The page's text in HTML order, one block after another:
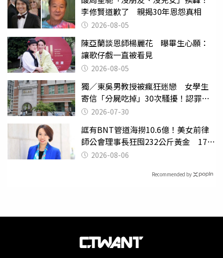
李修賢道歉了 親揭30年恩怨真相
2026-08-05
陳亞蘭談恩師楊麗花 曝畢生心願：
讓歌仔戲一直被看見
2026-08-05
獨／東吳男教授被瘋狂迷戀 女學生
寄信「分屍吃掉」30次騷擾！認罪免
關 2026-07-30
誆有BNT管道海撈10.6億！美女前律
師公會理事長狂囤232公斤黃金 17人
遭起訴
2026-08-06
Recommended by